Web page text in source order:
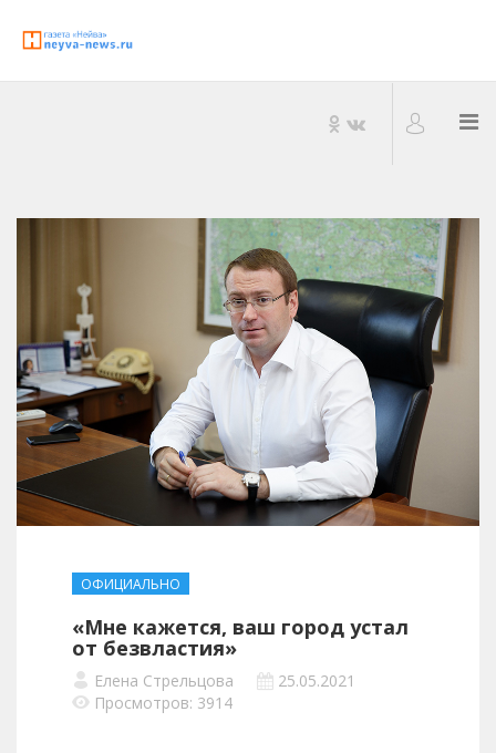
ОФИЦИАЛЬНО
«Мне кажется, ваш город устал
от безвластия»
Елена Стрельцова
25.05.2021
Просмотров: 3914